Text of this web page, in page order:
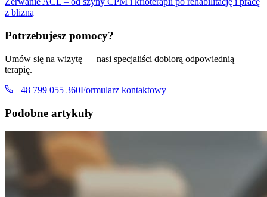
z blizną
Potrzebujesz pomocy?
Umów się na wizytę — nasi specjaliści dobiorą odpowiednią
terapię.
+48 799 055 360Formularz kontaktowy
Podobne artykuły